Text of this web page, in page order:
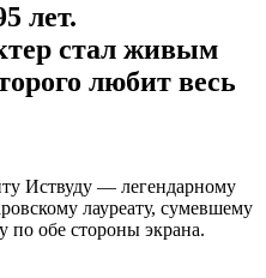
лет.
стал живым
любит весь
Иствуду — легендарному
лауреату, сумевшему
по обе стороны экрана.